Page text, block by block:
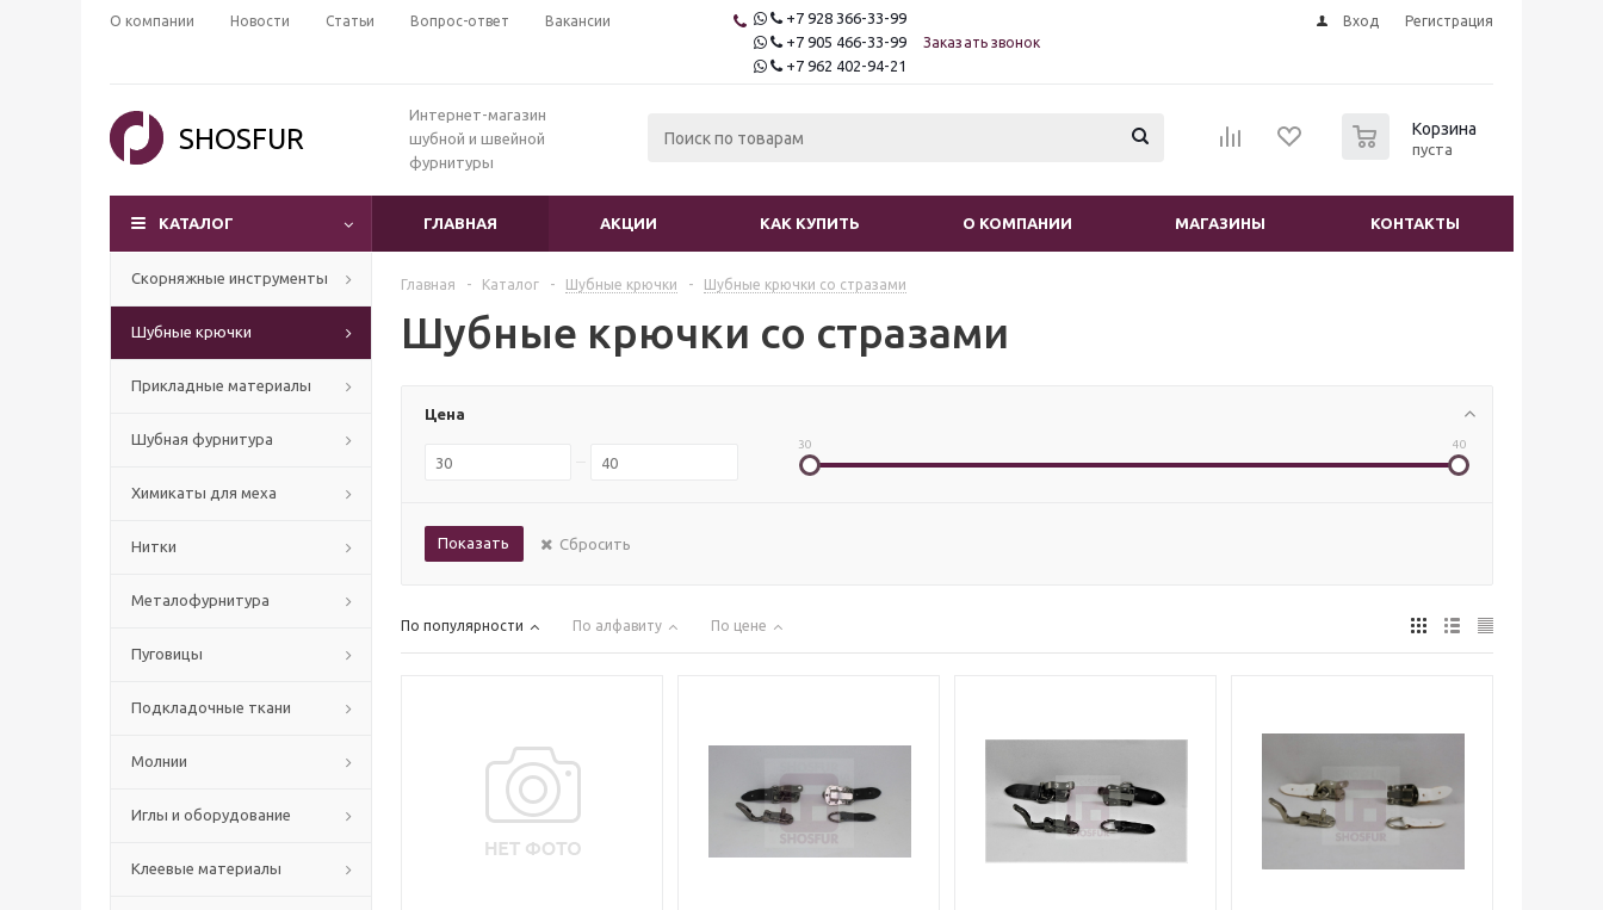
О компании Новости Статьи Вопрос-ответ Вакансии
+7 928 366-33-99
+7 905 466-33-99
+7 962 402-94-21
Заказать звонок
Вход Регистрация
SHOSFUR
Интернет-магазин
шубной и швейной
фурнитуры
Корзина
пуста
КАТАЛОГ ГЛАВНАЯ АКЦИИ КАК КУПИТЬ О КОМПАНИИ МАГАЗИНЫ КОНТАКТЫ
Скорняжные инструменты
Шубные крючки
Прикладные материалы
Шубная фурнитура
Химикаты для меха
Нитки
Mеталофурнитура
Пуговицы
Подкладочные ткани
Молнии
Иглы и оборудование
Клеевые материалы
Главная - Каталог - Шубные крючки - Шубные крючки со стразами
Шубные крючки со стразами
Цена
30 40
Показать Сбросить
По популярности По алфавиту По цене